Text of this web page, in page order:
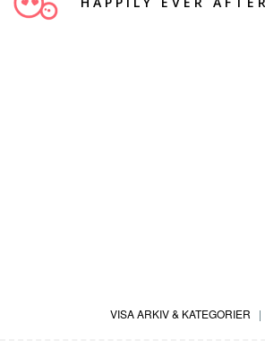
VISA ARKIV & KATEGORIER |